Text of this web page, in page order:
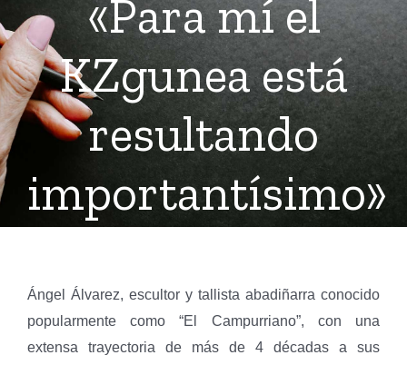
«Para mí el
KZgunea está
resultando
importantísimo»
Ángel Álvarez, escultor y tallista abadiñarra conocido
popularmente como “El Campurriano”, con una
extensa trayectoria de más de 4 décadas a sus